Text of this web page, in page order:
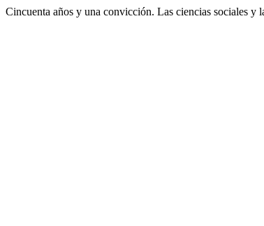
Cincuenta años y una convicción. Las ciencias sociales y